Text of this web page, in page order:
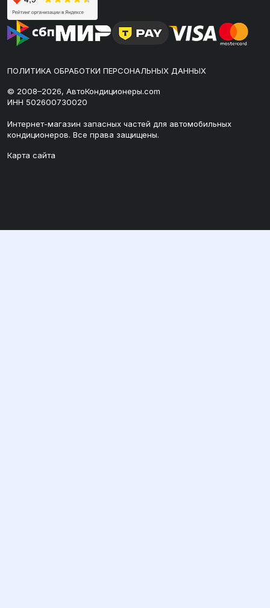
ПОЛИТИКА ОБРАБОТКИ ПЕРСОНАЛЬНЫХ ДАННЫХ
© 2008–2026, АвтоКондиционеры.com
ИНН 502600730020
Интернет-магазин запасных частей для автомобильных
кондиционеров. Все права защищены.
Карта сайта